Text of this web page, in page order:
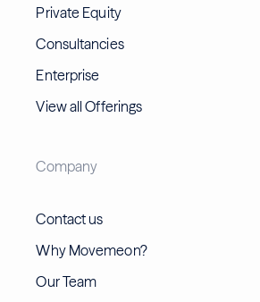
Private Equity
Consultancies
Enterprise
View all Offerings
Company
Contact us
Why Movemeon?
Our Team